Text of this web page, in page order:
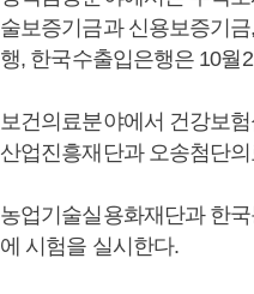
술보증기금과 신용보증기
행, 한국수출입은행은 10월
보건의료분야에서 건강보
산업진흥재단과 오송첨단
농업기술실용화재단과 한
에 시험을 실시한다.